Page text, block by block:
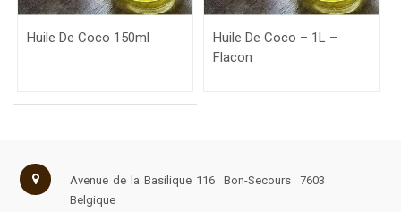
Huile De Coco 150ml
Huile De Coco – 1L –
Flacon
Avenue de la Basilique 116 Bon-Secours
7603
Belgique